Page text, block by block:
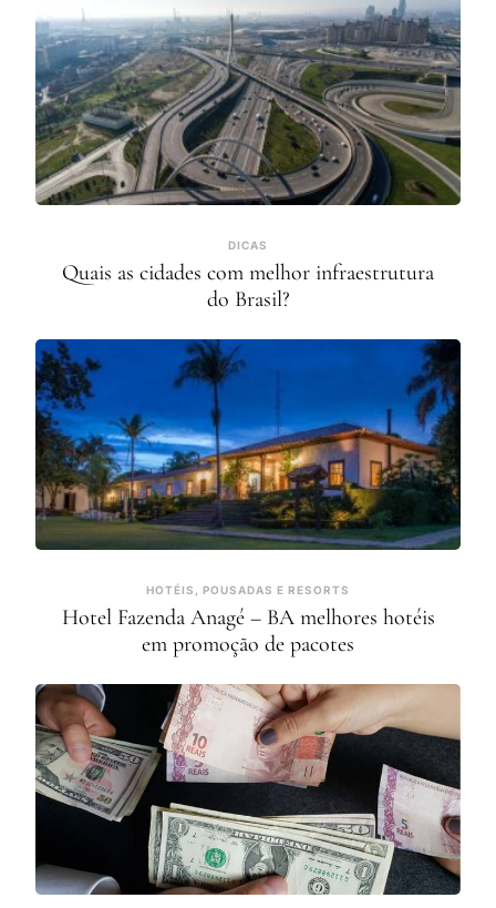
DICAS
Quais as cidades com melhor infraestrutura
do Brasil?
HOTÉIS, POUSADAS E RESORTS
Hotel Fazenda Anagé – BA melhores hotéis
em promoção de pacotes